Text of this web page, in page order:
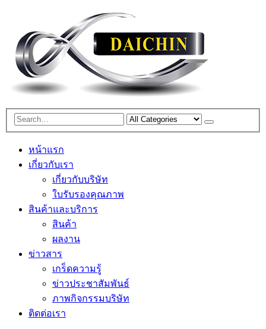
หน้าแรก
เกี่ยวกับเรา
เกี่ยวกับบริษัท
ใบรับรองคุณภาพ
สินค้าและบริการ
สินค้า
ผลงาน
ข่าวสาร
เกร็ดความรู้
ข่าวประชาสัมพันธ์
ภาพกิจกรรมบริษัท
ติดต่อเรา